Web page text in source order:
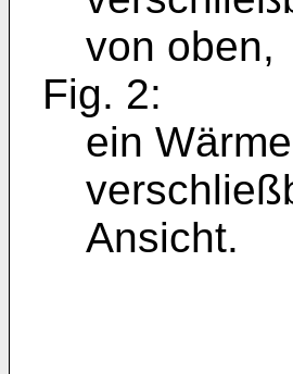
von oben,
Fig. 2:
ein
Ansicht.